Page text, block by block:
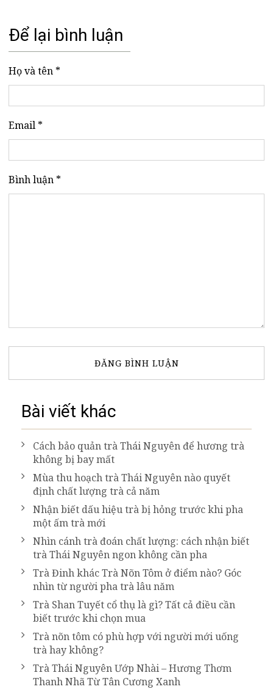
Để lại bình luận
Họ và tên *
Email *
Bình luận *
Bài viết khác
Cách bảo quản trà Thái Nguyên để hương trà
không bị bay mất
Mùa thu hoạch trà Thái Nguyên nào quyết
định chất lượng trà cả năm
Nhận biết dấu hiệu trà bị hỏng trước khi pha
một ấm trà mới
Nhìn cánh trà đoán chất lượng: cách nhận biết
trà Thái Nguyên ngon không cần pha
Trà Đinh khác Trà Nõn Tôm ở điểm nào? Góc
nhìn từ người pha trà lâu năm
Trà Shan Tuyết cổ thụ là gì? Tất cả điều cần
biết trước khi chọn mua
Trà nõn tôm có phù hợp với người mới uống
trà hay không?
Trà Thái Nguyên Ướp Nhài – Hương Thơm
Thanh Nhã Từ Tân Cương Xanh